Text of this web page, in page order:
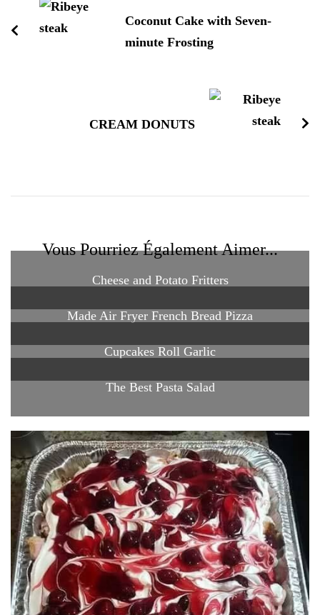
Coconut Cake with Seven-
minute Frosting
CREAM DONUTS
Vous Pourriez Également Aimer...
Cheese and Potato Fritters
Made Air Fryer French Bread Pizza
Cupcakes Roll Garlic
The Best Pasta Salad